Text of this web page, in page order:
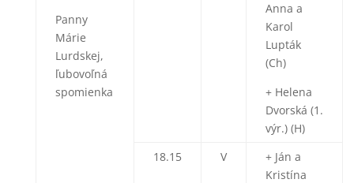
Panny
Márie
Lurdskej,
ľubovoľná
spomienka
Anna a
Karol
Lupták
(Ch)
+ Helena
Dvorská (1.
výr.) (H)
18.15
V
+ Ján a
Kristína